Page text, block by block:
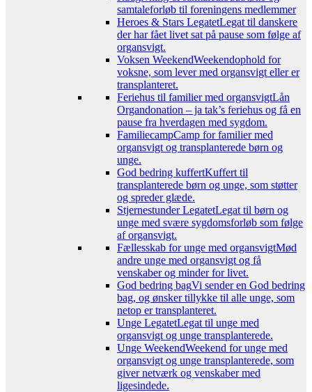
samtaleforløb til foreningens medlemmer
Heroes & Stars LegatetLegat til danskere
der har fået livet sat på pause som følge af
organsvigt.
Voksen WeekendWeekendophold for
voksne, som lever med organsvigt eller er
transplanteret.
Feriehus til familier med organsvigtLån
Organdonation – ja tak’s feriehus og få en
pause fra hverdagen med sygdom.
FamiliecampCamp for familier med
organsvigt og transplanterede børn og
unge.
God bedring kuffertKuffert til
transplanterede børn og unge, som støtter
og spreder glæde.
Stjernestunder LegatetLegat til børn og
unge med svære sygdomsforløb som følge
af organsvigt.
Fællesskab for unge med organsvigtMød
andre unge med organsvigt og få
venskaber og minder for livet.
God bedring bagVi sender en God bedring
bag, og ønsker tillykke til alle unge, som
netop er transplanteret.
Unge LegatetLegat til unge med
organsvigt og unge transplanterede.
Unge WeekendWeekend for unge med
organsvigt og unge transplanterede, som
giver netværk og venskaber med
ligesindede.